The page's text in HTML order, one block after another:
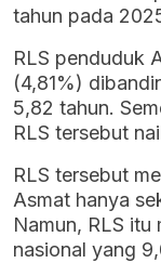
tahun pada
RLS penduduk
(4,81%)
5,82 tahun.
RLS tersebut
RLS tersebut
Asmat hanya
Namun, RLS itu
nasional yang